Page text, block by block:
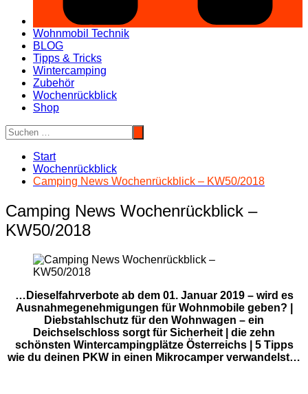
Wohnmobil Technik
BLOG
Tipps & Tricks
Wintercamping
Zubehör
Wochenrückblick
Shop
Start
Wochenrückblick
Camping News Wochenrückblick – KW50/2018
Camping News Wochenrückblick –
KW50/2018
…Dieselfahrverbote ab dem 01. Januar 2019 – wird es
Ausnahmegenehmigungen für Wohnmobile geben? |
Diebstahlschutz für den Wohnwagen – ein
Deichselschloss sorgt für Sicherheit | die zehn
schönsten Wintercampingplätze Österreichs | 5 Tipps
wie du deinen PKW in einen Mikrocamper verwandelst…